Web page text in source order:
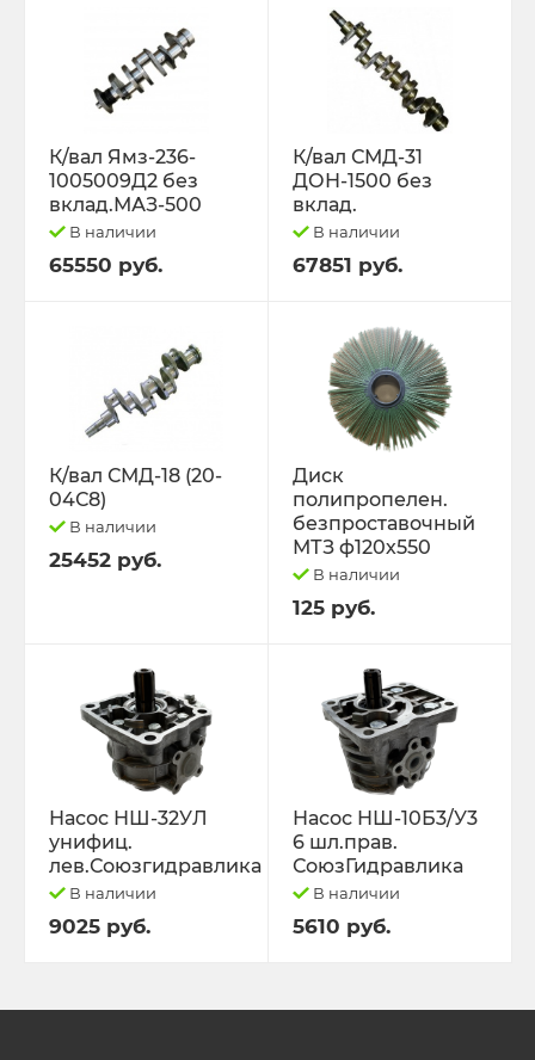
К/вал Ямз-236-
1005009Д2 без
вклад.МАЗ-500
В наличии
65550 руб.
К/вал СМД-31
ДОН-1500 без
вклад.
В наличии
67851 руб.
К/вал СМД-18 (20-
04С8)
В наличии
25452 руб.
Диск
полипропелен.
безпроставочный
МТЗ ф120х550
В наличии
125 руб.
Насос НШ-32УЛ
унифиц.
лев.Союзгидравлика
В наличии
9025 руб.
Насос НШ-10Б3/У3
6 шл.прав.
СоюзГидравлика
В наличии
5610 руб.